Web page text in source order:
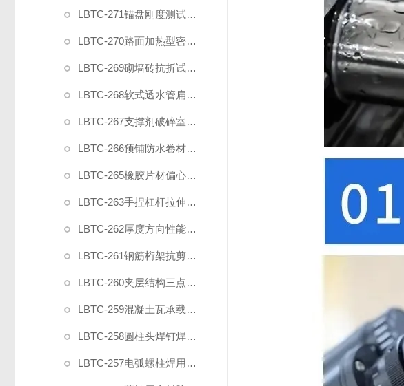
LBTC-271锚盘刚度测试装置夹具
LBTC-270路面加热型密封胶低温拉伸试件夹具
LBTC-269砌墙砖抗折试验夹具
LBTC-268软式透水管扁平耐压力试验压具夹具
LBTC-267支撑剂破碎室测试装置
LBTC-266预铺防水卷材与后浇混凝土剥离强度试验夹具
LBTC-265橡胶片材偏心夹具
LBTC-263手捏杠杆拉伸橡塑夹具
LBTC-262厚度方向性能钢板拉伸试验夹具
LBTC-261钢筋桁架抗剪夹具
LBTC-260夹层结构三点弯曲试验装置夹具
LBTC-259混凝土瓦承载力试验夹具
LBTC-258圆柱头焊钉焊接端拉力试验夹具
LBTC-257电弧螺柱焊用圆柱头焊钉弯曲夹具